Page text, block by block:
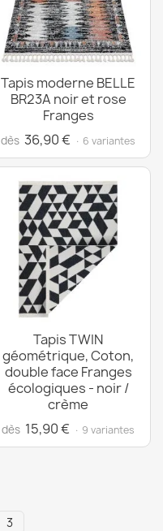
Tapis moderne BELLE
BR23A noir et rose
Franges
dès 36,90 € · 6 variantes
Tapis TWIN
géométrique, Coton,
double face Franges
écologiques - noir /
crème
dès 15,90 € · 9 variantes
3